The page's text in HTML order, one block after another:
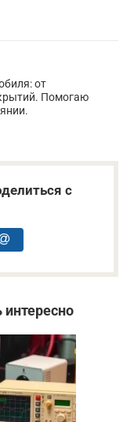
от
Помогаю
с